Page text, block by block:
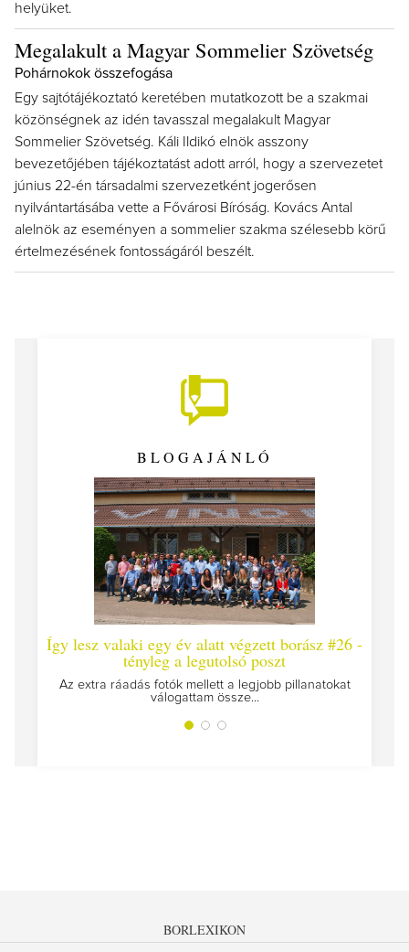
helyüket.
Megalakult a Magyar Sommelier Szövetség
Pohárnokok összefogása
Egy sajtótájékoztató keretében mutatkozott be a szakmai
közönségnek az idén tavasszal megalakult Magyar
Sommelier Szövetség. Káli Ildikó elnök asszony
bevezetőjében tájékoztatást adott arról, hogy a szervezetet
június 22-én társadalmi szervezetként jogerősen
nyilvántartásába vette a Fővárosi Bíróság. Kovács Antal
alelnök az eseményen a sommelier szakma szélesebb körű
értelmezésének fontosságáról beszélt.
BLOGAJÁNLÓ
Így lesz valaki egy év alatt végzett borász #26 -
tényleg a legutolsó poszt
Az extra ráadás fotók mellett a legjobb pillanatokat
válogattam össze...
BORLEXIKON